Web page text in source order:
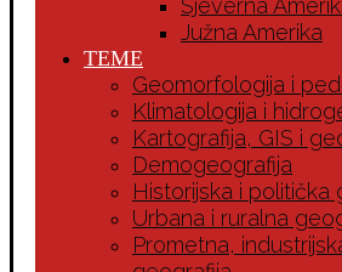
Sjeverna
Južna Amerika
TEME
Geomorfologija i
Klimatologija i
Kartografija, GIS i
Demogeografija
Historijska i politička
Urbana i ruralna
Prometna,